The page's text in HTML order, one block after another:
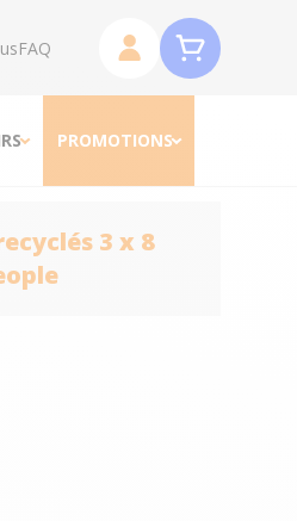
FAQ
PROMOTIONS
3 x 8